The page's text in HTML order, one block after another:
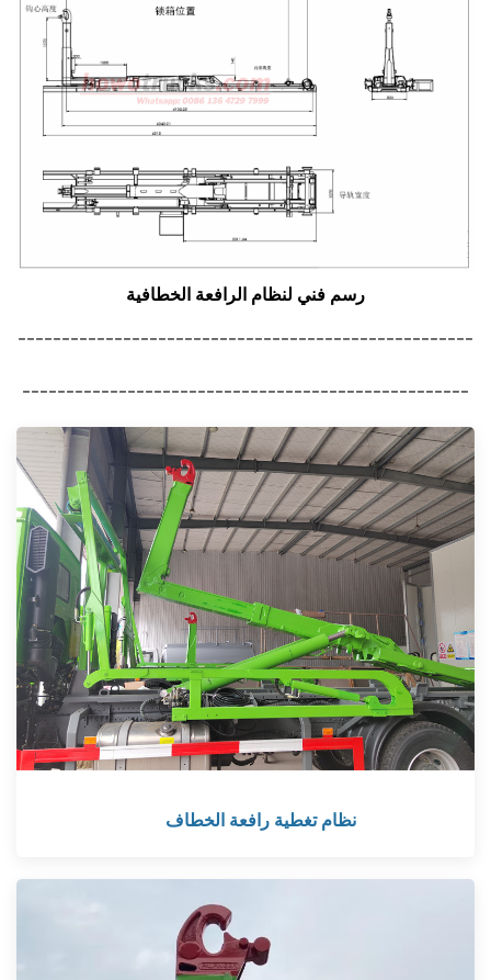
رسم فني لنظام الرافعة الخطافية
----------------------------------------------------
---------------------------------------------------
نظام تغطية رافعة الخطاف